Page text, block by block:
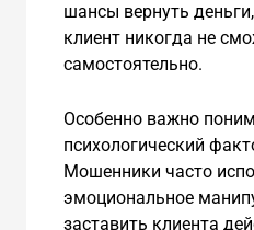
шансы вернуть
клиент никогда не
самостоятельно.
Особенно важно
психологический
Мошенники часто
эмоциональное
заставить клиента